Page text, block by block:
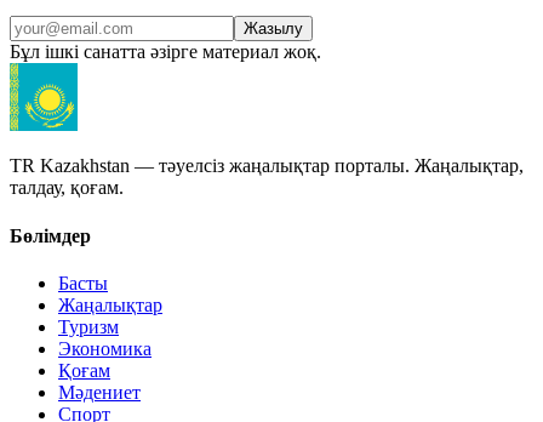
Жазылу
Бұл ішкі санатта әзірге материал жоқ.
TR Kazakhstan — тәуелсіз жаңалықтар порталы. Жаңалықтар,
талдау, қоғам.
Бөлімдер
Басты
Жаңалықтар
Туризм
Экономика
Қоғам
Мәдениет
Спорт